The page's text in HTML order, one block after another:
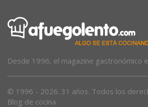
Desde 1996, el magazine gastronómico
© 1996 - 2026. 31 años. Todos los
Blog de cocina